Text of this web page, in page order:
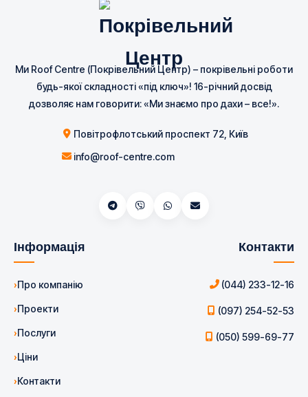
Ми Roof Centre (Покрівельний Центр) – покрівельні роботи
будь-якої складності «під ключ»! 16-річний досвід
дозволяє нам говорити: «Ми знаємо про дахи – все!».
Повітрофлотський проспект 72, Київ
info@roof-centre.com
Інформація
Про компанію
Проекти
Послуги
Ціни
Контакти
Контакти
(044) 233-12-16
(097) 254-52-53
(050) 599-69-77